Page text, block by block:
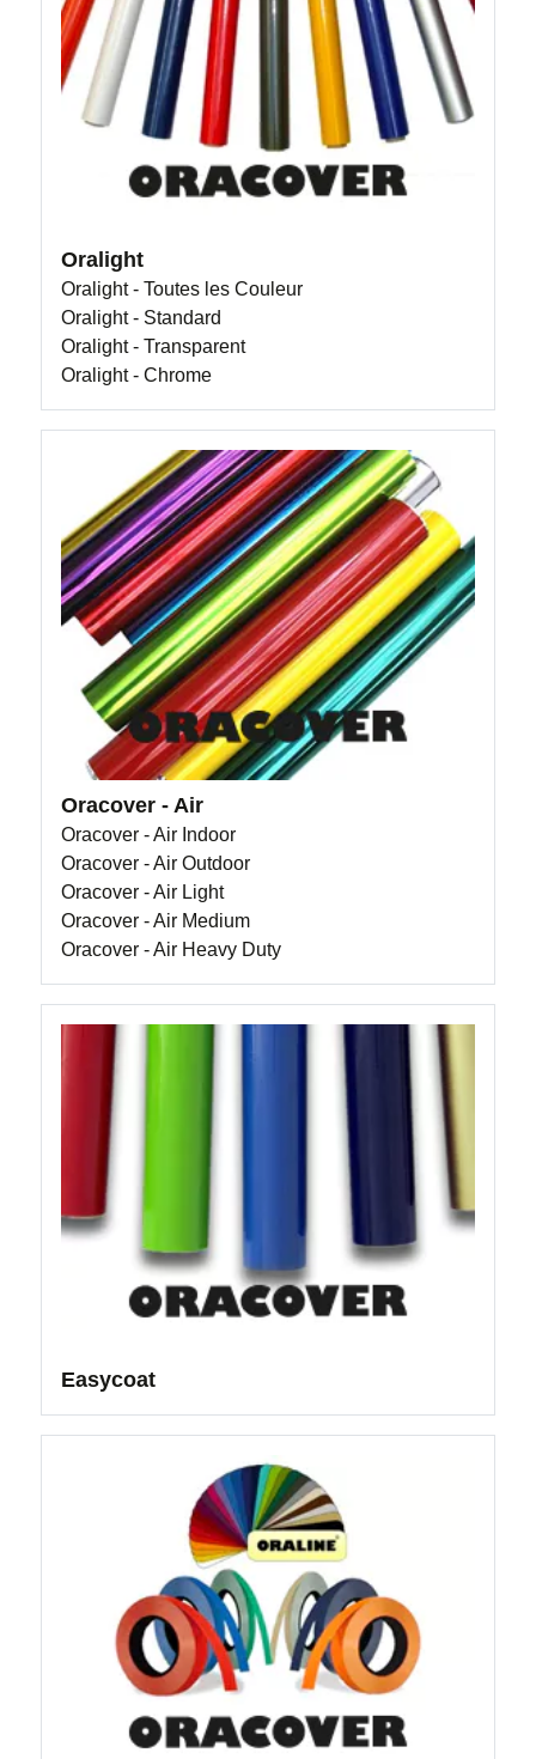
Oralight
Oralight - Toutes les Couleur
Oralight - Standard
Oralight - Transparent
Oralight - Chrome
Oracover - Air
Oracover - Air Indoor
Oracover - Air Outdoor
Oracover - Air Light
Oracover - Air Medium
Oracover - Air Heavy Duty
Easycoat